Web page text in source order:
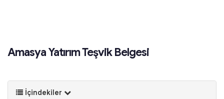
Amasya Yatırım Teşvik Belgesi
İçindekiler